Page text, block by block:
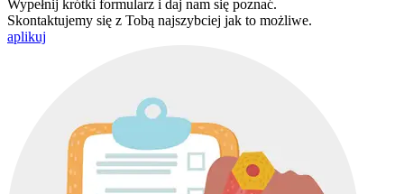
Wypełnij krótki formularz i daj nam się poznać.
Skontaktujemy się z Tobą najszybciej jak to możliwe.
aplikuj